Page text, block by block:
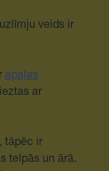
veids ir
apaļas
ar
tāpēc ir
telpās un ārā.